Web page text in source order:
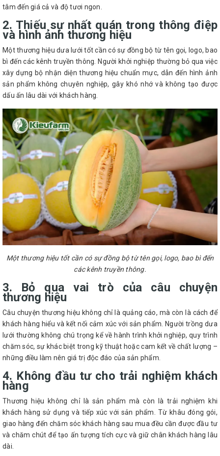
tâm đến giá cả và độ tươi ngon.
2. Thiếu sự nhất quán trong thông điệp
và hình ảnh thương hiệu
Một thương hiệu dưa lưới tốt cần có sự đồng bộ từ tên gọi, logo, bao
bì đến các kênh truyền thông. Người khởi nghiệp thường bỏ qua việc
xây dựng bộ nhận diện thương hiệu chuẩn mực, dẫn đến hình ảnh
sản phẩm không chuyên nghiệp, gây khó nhớ và không tạo được
dấu ấn lâu dài với khách hàng.
Một thương hiệu tốt cần có sự đồng bộ từ tên gọi, logo, bao bì đến
các kênh truyền thông.
3. Bỏ qua vai trò của câu chuyện
thương hiệu
Câu chuyện thương hiệu không chỉ là quảng cáo, mà còn là cách để
khách hàng hiểu và kết nối cảm xúc với sản phẩm. Người trồng dưa
lưới thường không chú trọng kể về hành trình khởi nghiệp, quy trình
chăm sóc, sự khác biệt trong kỹ thuật hoặc cam kết về chất lượng –
những điều làm nên giá trị độc đáo của sản phẩm.
4. Không đầu tư cho trải nghiệm khách
hàng
Thương hiệu không chỉ là sản phẩm mà còn là trải nghiệm khi
khách hàng sử dụng và tiếp xúc với sản phẩm. Từ khâu đóng gói,
giao hàng đến chăm sóc khách hàng sau mua đều cần được đầu tư
và chăm chút để tạo ấn tượng tích cực và giữ chân khách hàng lâu
dài.